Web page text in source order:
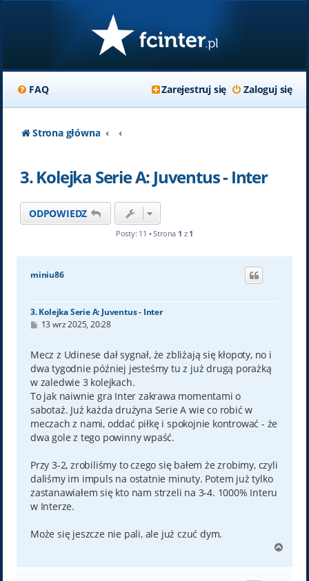
FAQ Zaloguj się
Zarejestruj się
Strona główna
3. Kolejka Serie A: Juventus - Inter
ODPOWIEDZ
Posty: 11 • Strona 1 z 1
miniu86
3. Kolejka Serie A: Juventus - Inter
P
t
13 wrz 2025, 20:28
Mecz z Udinese dał sygnał, że zbliżają się kłopoty, no i
dwa tygodnie później jesteśmy tu z już drugą porażką
w zaledwie 3 kolejkach.
To jak naiwnie gra Inter zakrawa momentami o
sabotaż. Już każda drużyna Serie A wie co robić w
meczach z nami, oddać piłkę i spokojnie kontrować - że
dwa gole z tego powinny wpaść.
Przy 3-2, zrobiliśmy to czego się bałem że zrobimy, czyli
daliśmy im impuls na ostatnie minuty. Potem już tylko
zastanawiałem się kto nam strzeli na 3-4. 1000% Interu
w Interze.
Może się jeszcze nie pali, ale już czuć dym.
g